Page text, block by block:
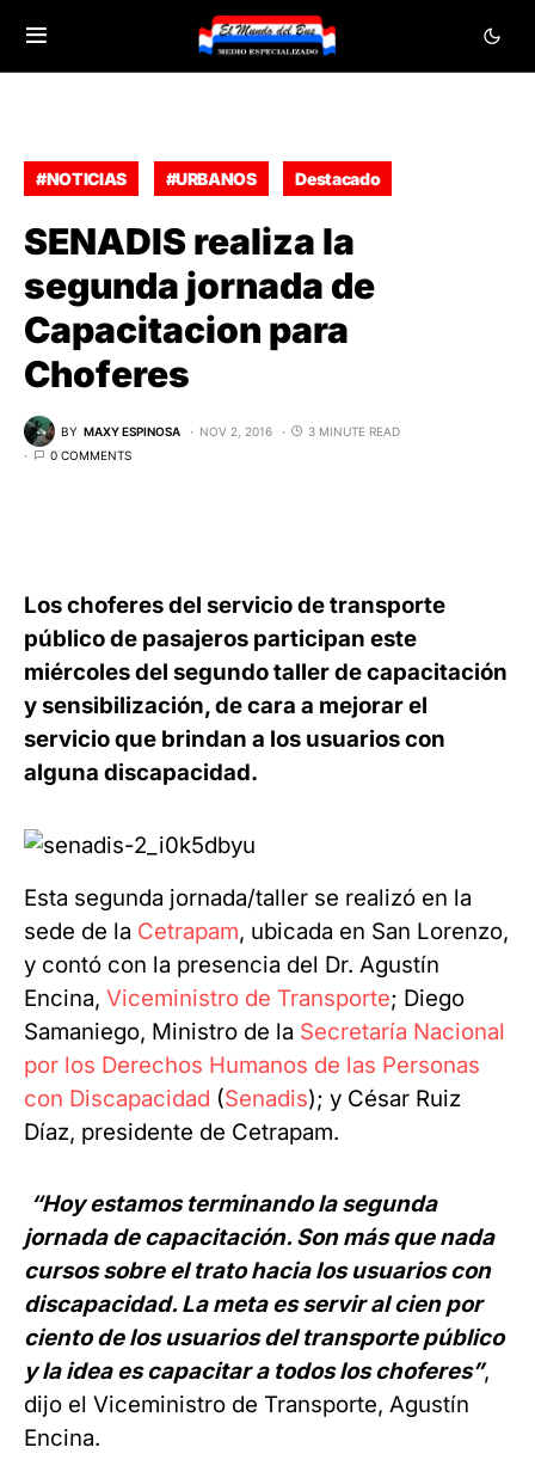
#NOTICIAS #URBANOS Destacado
SENADIS realiza la
segunda jornada de
Capacitacion para
Choferes
BY MAXY ESPINOSA NOV 2, 2016
3 MINUTE READ
0 COMMENTS
Los choferes del servicio de transporte
público de pasajeros participan este
miércoles del segundo taller de capacitación
y sensibilización, de cara a mejorar el
servicio que brindan a los usuarios con
alguna discapacidad.
Esta segunda jornada/taller se realizó en la
sede de la Cetrapam, ubicada en San Lorenzo,
y contó con la presencia del Dr. Agustín
Encina, Viceministro de Transporte; Diego
Samaniego, Ministro de la Secretaría Nacional
por los Derechos Humanos de las Personas
con Discapacidad (Senadis); y César Ruiz
Díaz, presidente de Cetrapam.
“Hoy estamos terminando la segunda
jornada de capacitación. Son más que nada
cursos sobre el trato hacia los usuarios con
discapacidad. La meta es servir al cien por
ciento de los usuarios del transporte público
y la idea es capacitar a todos los choferes”,
dijo el Viceministro de Transporte, Agustín
Encina.